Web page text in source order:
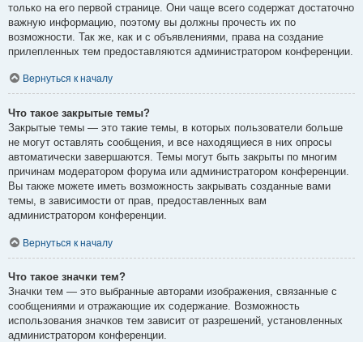
только на его первой странице. Они чаще всего содержат достаточно
важную информацию, поэтому вы должны прочесть их по
возможности. Так же, как и с объявлениями, права на создание
прилепленных тем предоставляются администратором конференции.
Вернуться к началу
Что такое закрытые темы?
Закрытые темы — это такие темы, в которых пользователи больше
не могут оставлять сообщения, и все находящиеся в них опросы
автоматически завершаются. Темы могут быть закрыты по многим
причинам модератором форума или администратором конференции.
Вы также можете иметь возможность закрывать созданные вами
темы, в зависимости от прав, предоставленных вам
администратором конференции.
Вернуться к началу
Что такое значки тем?
Значки тем — это выбранные авторами изображения, связанные с
сообщениями и отражающие их содержание. Возможность
использования значков тем зависит от разрешений, установленных
администратором конференции.